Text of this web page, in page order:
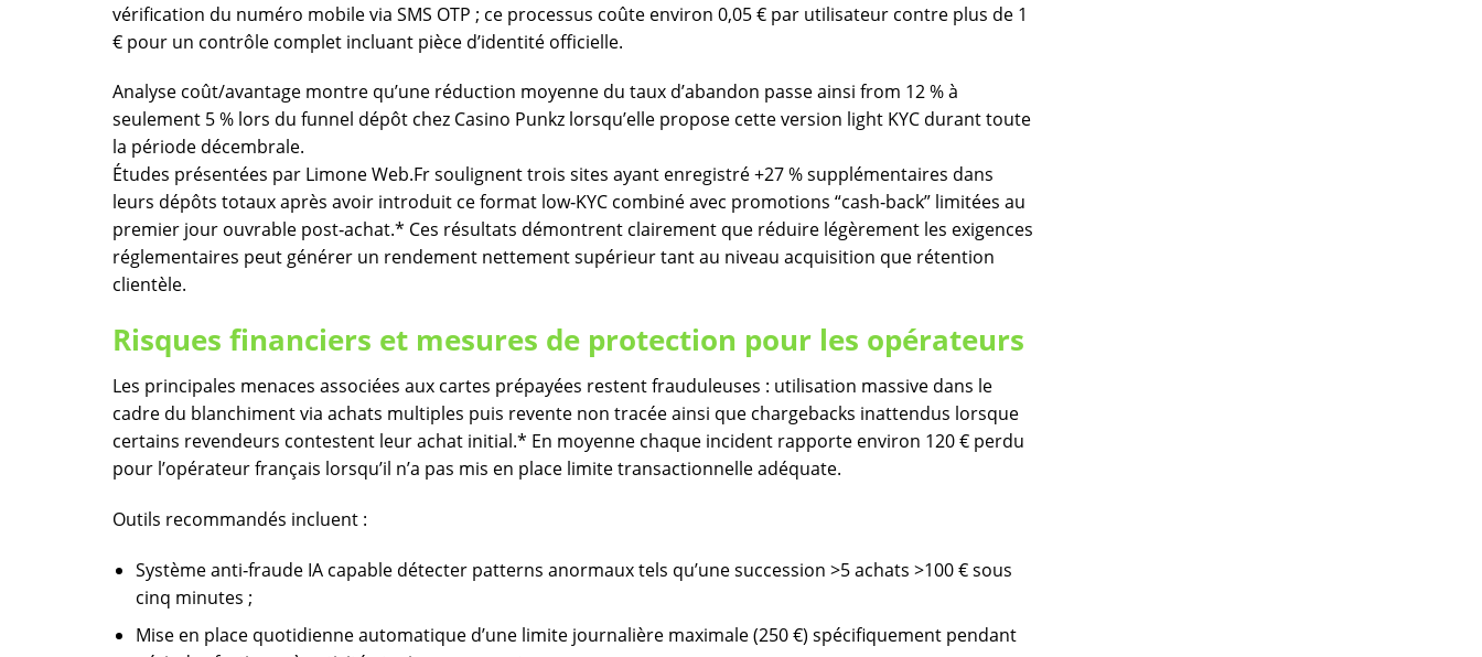
vérification du numéro mobile via SMS OTP ; ce processus coûte environ 0,05 € par utilisateur contre plus de 1
€ pour un contrôle complet incluant pièce d’identité officielle.​
Analyse coût/avantage montre qu’une réduction moyenne du taux d’abandon passe ainsi from 12 % à
seulement 5 % lors du funnel dépôt chez Casino Punkz lorsqu’elle propose cette version light KYC durant toute
la période décembrale.​
Études présentées par Limone Web.Fr soulignent trois sites ayant enregistré +27 % supplémentaires dans
leurs dépôts totaux après avoir introduit ce format low‑KYC combiné avec promotions “cash‑back” limitées au
premier jour ouvrable post‑achat.* Ces résultats démontrent clairement que réduire légèrement les exigences
réglementaires peut générer un rendement nettement supérieur tant au niveau acquisition que rétention
clientèle.
Risques financiers et mesures de protection pour les opérateurs
Les principales menaces associées aux cartes prépayées restent frauduleuses : utilisation massive dans le
cadre du blanchiment via achats multiples puis revente non tracée ainsi que chargebacks inattendus lorsque
certains revendeurs contestent leur achat initial.* En moyenne chaque incident rapporte environ 120 € perdu
pour l’opérateur français lorsqu’il n’a pas mis en place limite transactionnelle adéquate.​
Outils recommandés incluent​ :
Système anti‑fraude IA capable détecter patterns anormaux tels qu’une succession >5 achats >100 € sous
cinq minutes ;
Mise en place quotidienne automatique d’une limite journalière maximale (250 €) spécifiquement pendant